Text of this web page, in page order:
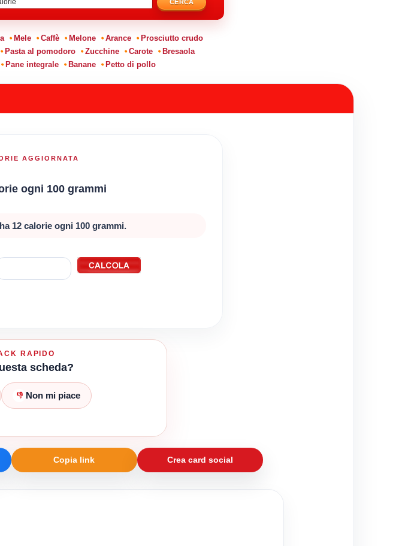
CERCA
Mele Caffè Melone Arance
Prosciutto crudo
Pasta al pomodoro Zucchine Carote
Bresaola
Pane integrale Banane Petto di pollo
AGGIORNATA
ogni 100 grammi
12 calorie ogni 100 grammi.
RAPIDO
scheda?
👎 Non mi piace
Copia link Crea card social